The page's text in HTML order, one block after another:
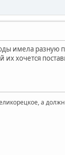
имела
их хочется
а